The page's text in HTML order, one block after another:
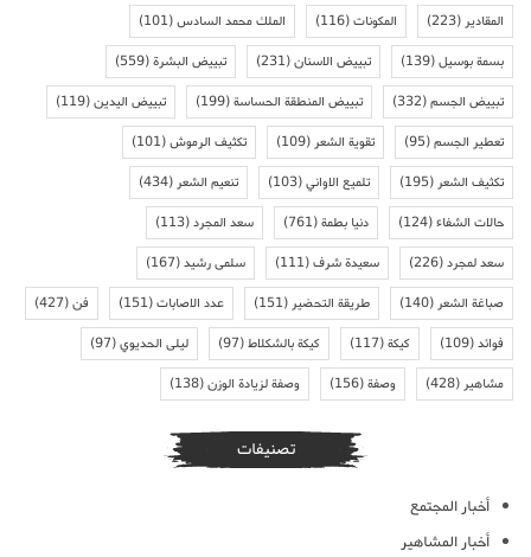
المقادير(223) المكونات(116) الملك محمد السادس(101)
بسمة بوسيل(139) تبييض الاسنان(231) تبييض البشرة(559)
تبييض الجسم(332) تبييض المنطقة الحساسة(199) تبييض اليدين(119)
تعطير الجسم(95) تقوية الشعر(109) تكثيف الرموش(101)
تكثيف الشعر(195) تلميع الاواني(103) تنعيم الشعر(434)
حالات الشفاء(124) دنيا بطمة(761) سعد المجرد(113)
سعد لمجرد(226) سعيدة شرف(111) سلمى رشيد(167)
صباغة الشعر(140) طريقة التحضير(151) عدد الاصابات(151) فن(427)
فوائد(109) كيكة(117) كيكة بالشكلاط(97) ليلى الحديوي(97)
مشاهير(428) وصفة(156) وصفة لزيادة الوزن(138)
تصنيفات
أخبار المجتمع
أخبار المشاهير